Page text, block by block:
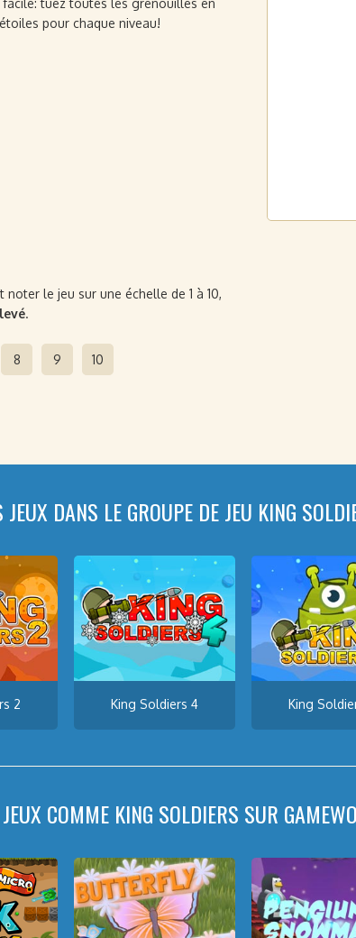
tuez toutes les grenouilles en
pour chaque niveau!
le jeu sur une échelle de 1 à 10,
.
8 9 10
JEUX DANS LE GROUPE DE JEU KING
2 King Soldiers 4 King
COMME KING SOLDIERS SUR